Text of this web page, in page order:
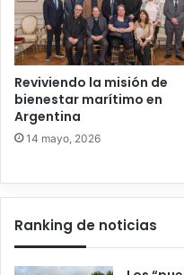
Reviviendo la misión de
bienestar marítimo en
Argentina
14 mayo, 2026
Ranking de noticias